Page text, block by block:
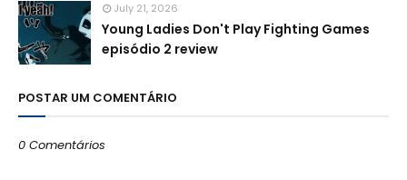
July 21, 2026
Young Ladies Don't Play Fighting Games
episódio 2 review
POSTAR UM COMENTÁRIO
0 Comentários